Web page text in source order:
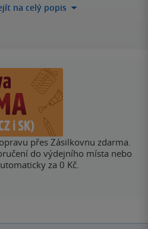
na celý popis
přes Zásilkovnu zdarma.
do výdejního místa nebo
za 0 Kč.